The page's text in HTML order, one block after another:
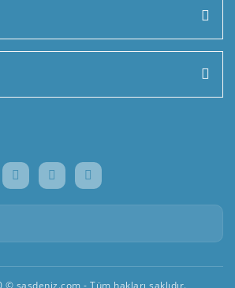
sasdeniz.com - Tüm hakları saklıdır.